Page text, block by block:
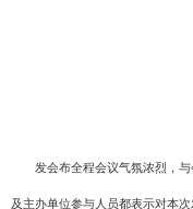
发会布全程会议气氛浓烈，
及主办单位参与人员都表示对本